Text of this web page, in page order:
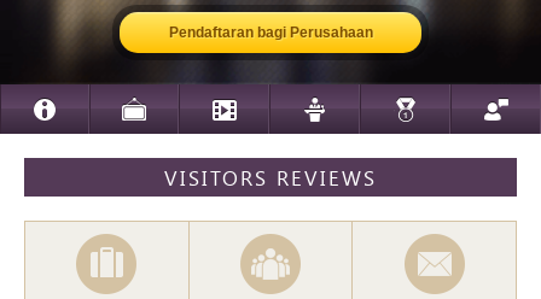
Pendaftaran bagi Perusahaan
VISITORS REVIEWS